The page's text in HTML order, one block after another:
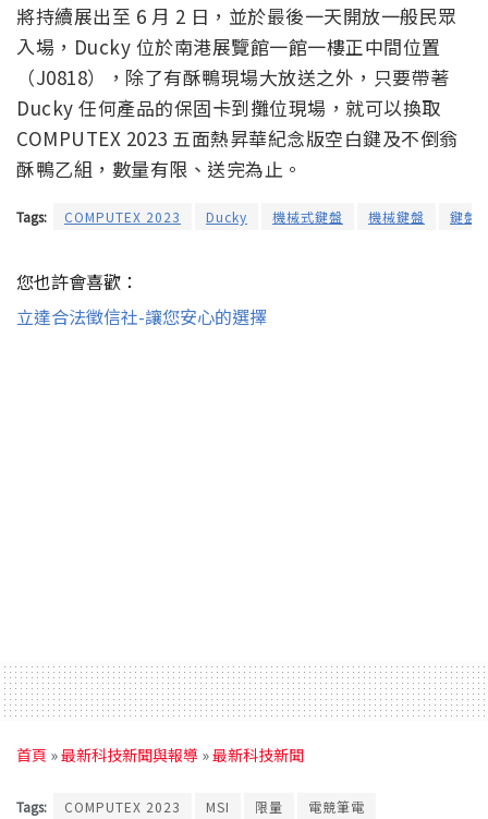
將持續展出至 6 月 2 日，並於最後一天開放一般民眾
入場，Ducky 位於南港展覽館一館一樓正中間位置
（J0818），除了有酥鴨現場大放送之外，只要帶著
Ducky 任何產品的保固卡到攤位現場，就可以換取
COMPUTEX 2023 五面熱昇華紀念版空白鍵及不倒翁
酥鴨乙組，數量有限、送完為止。
Tags: COMPUTEX 2023 Ducky 機械式鍵盤 機械鍵盤 鍵盤
您也許會喜歡：
立達合法徵信社-讓您安心的選擇
首頁 »最新科技新聞與報導 »最新科技新聞
Tags: COMPUTEX 2023 MSI 限量 電競筆電